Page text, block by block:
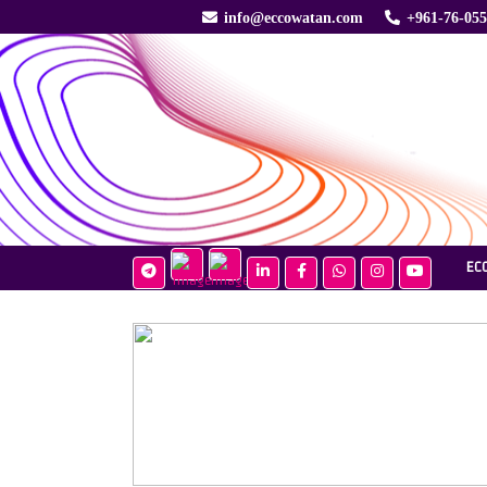
info@eccowatan.com +961-76-